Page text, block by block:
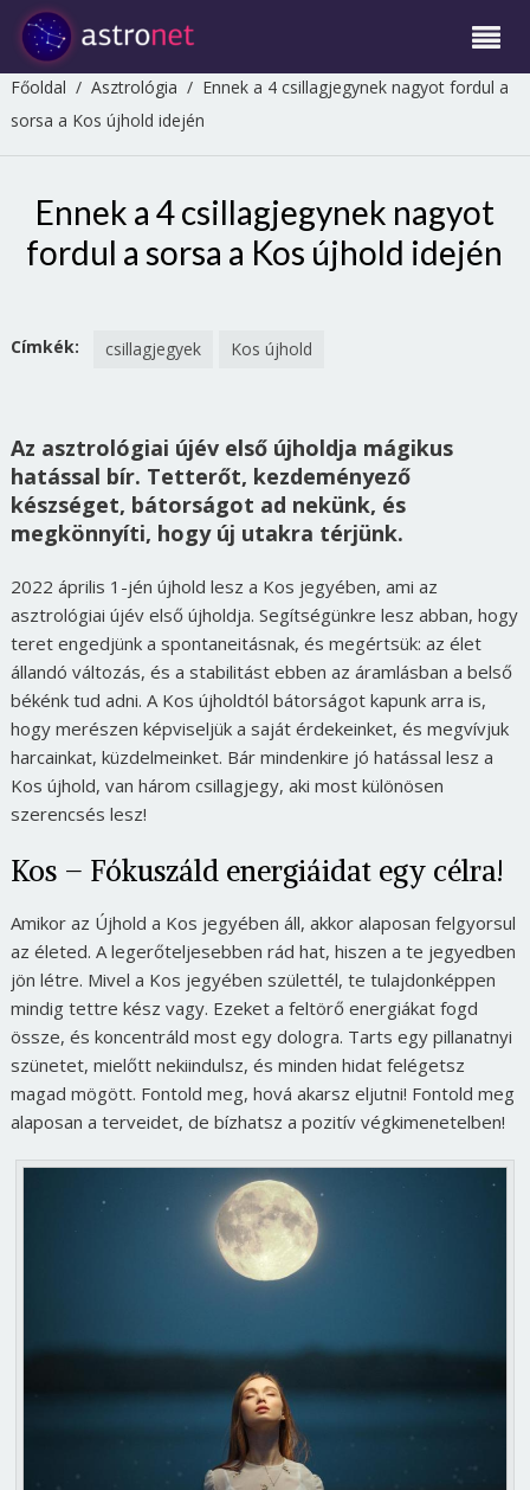
Főoldal / Asztrológia / Ennek a 4 csillagjegynek nagyot fordul a
sorsa a Kos újhold idején
Ennek a 4 csillagjegynek nagyot
fordul a sorsa a Kos újhold idején
Címkék: csillagjegyek Kos újhold
Az asztrológiai újév első újholdja mágikus
hatással bír. Tetterőt, kezdeményező
készséget, bátorságot ad nekünk, és
megkönnyíti, hogy új utakra térjünk.
2022 április 1-jén újhold lesz a Kos jegyében, ami az
asztrológiai újév első újholdja. Segítségünkre lesz abban, hogy
teret engedjünk a spontaneitásnak, és megértsük: az élet
állandó változás, és a stabilitást ebben az áramlásban a belső
békénk tud adni. A Kos újholdtól bátorságot kapunk arra is,
hogy merészen képviseljük a saját érdekeinket, és megvívjuk
harcainkat, küzdelmeinket. Bár mindenkire jó hatással lesz a
Kos újhold, van három csillagjegy, aki most különösen
szerencsés lesz!
Kos – Fókuszáld energiáidat egy célra!
Amikor az Újhold a Kos jegyében áll, akkor alaposan felgyorsul
az életed. A legerőteljesebben rád hat, hiszen a te jegyedben
jön létre. Mivel a Kos jegyében születtél, te tulajdonképpen
mindig tettre kész vagy. Ezeket a feltörő energiákat fogd
össze, és koncentráld most egy dologra. Tarts egy pillanatnyi
szünetet, mielőtt nekiindulsz, és minden hidat felégetsz
magad mögött. Fontold meg, hová akarsz eljutni! Fontold meg
alaposan a terveidet, de bízhatsz a pozitív végkimenetelben!